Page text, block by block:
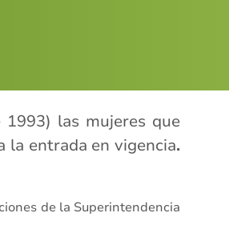
las mujeres que
la entrada en vigencia.
de la Superintendencia